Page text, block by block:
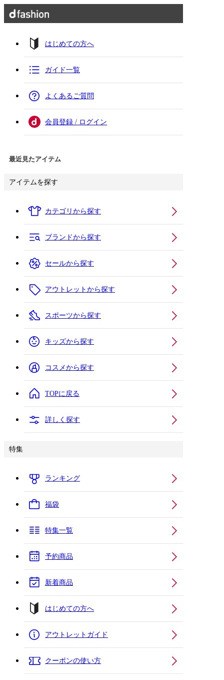
はじめての方へ
ガイド一覧
よくあるご質問
会員登録 / ログイン
最近見たアイテム
アイテムを探す
カテゴリから探す
ブランドから探す
セールから探す
アウトレットから探す
スポーツから探す
キッズから探す
コスメから探す
TOPに戻る
詳しく探す
特集
ランキング
福袋
特集一覧
予約商品
新着商品
はじめての方へ
アウトレットガイド
クーポンの使い方